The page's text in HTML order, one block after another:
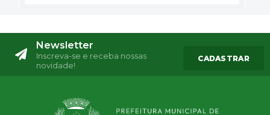
Newsletter
Inscreva-se e receba nossas
novidade!
CADASTRAR